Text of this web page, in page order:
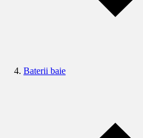
Baterii baie